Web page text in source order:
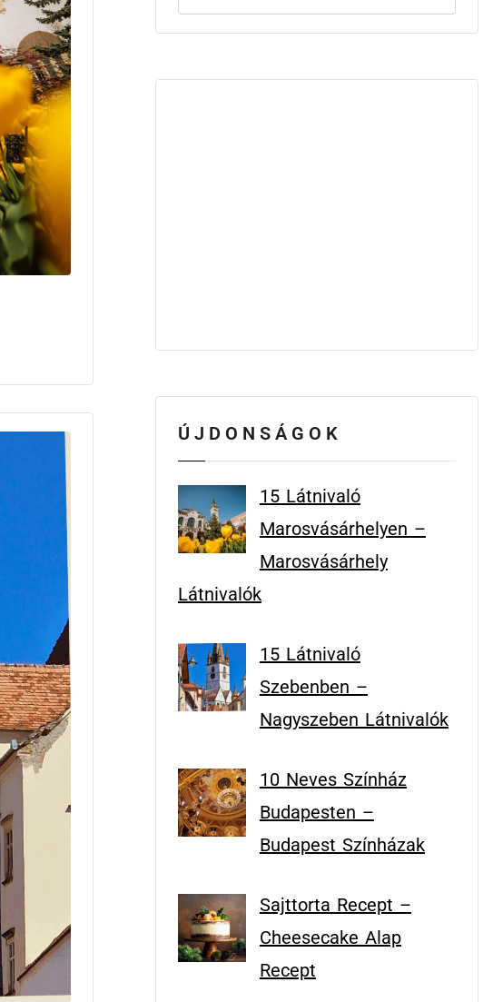
ÚJDONSÁGOK
15 Látnivaló
Marosvásárhelyen –
Marosvásárhely
Látnivalók
15 Látnivaló
Szebenben –
Nagyszeben Látnivalók
10 Neves Színház
Budapesten –
Budapest Színházak
Sajttorta Recept –
Cheesecake Alap
Recept